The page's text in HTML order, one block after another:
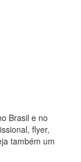
Brasil e no
flyer,
também um